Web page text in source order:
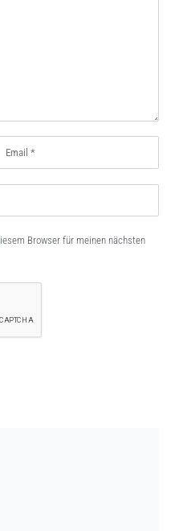
Browser für meinen nächsten